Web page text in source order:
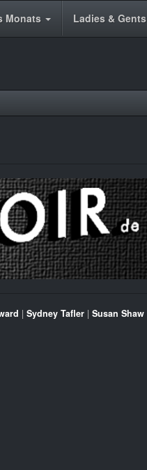
Monats Ladies & Gents
| Sydney Tafler | Susan Shaw